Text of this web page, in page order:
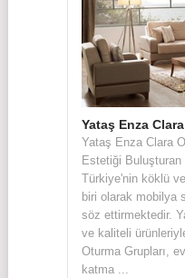
Yataş Enza
Yataş Enza Clara
Estetiği Buluşturan
Türkiye'nin köklü
biri olarak mobilya
söz ettirmektedir.
ve kaliteli
Oturma Grupları,
katma ...